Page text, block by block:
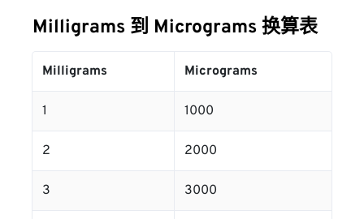
Milligrams 到 Micrograms 换算表
Milligrams Micrograms
1 1000
2 2000
3 3000